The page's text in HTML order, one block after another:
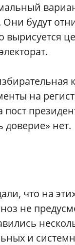
будут
вырисуется
на
доверие» нет.
что на
не
и